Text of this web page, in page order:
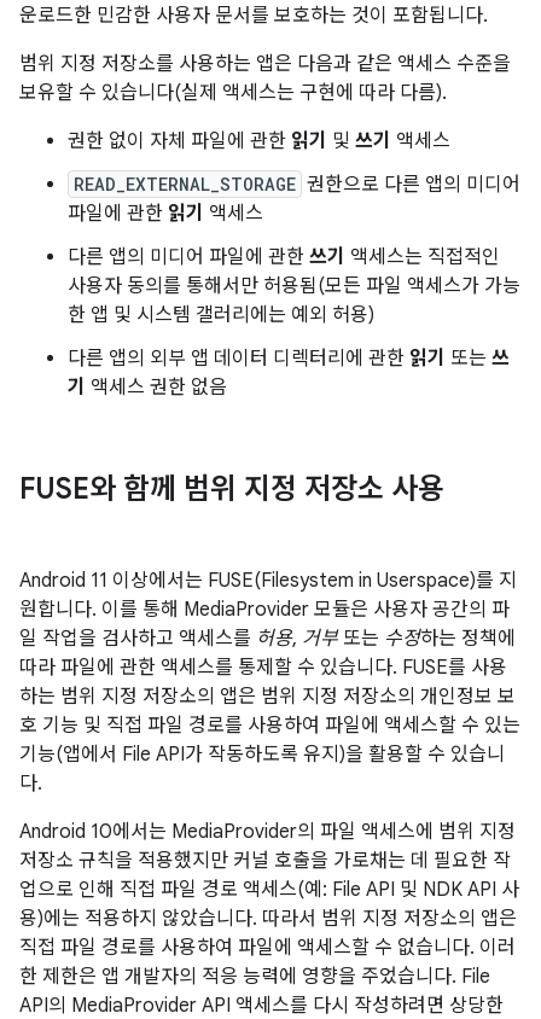
운로드한 민감한 사용자 문서를 보호하는 것이 포함됩니다.
범위 지정 저장소를 사용하는 앱은 다음과 같은 액세스 수준을
보유할 수 있습니다(실제 액세스는 구현에 따라 다름).
권한 없이 자체 파일에 관한 읽기 및 쓰기 액세스
READ_EXTERNAL_STORAGE 권한으로 다른 앱의 미디어
파일에 관한 읽기 액세스
다른 앱의 미디어 파일에 관한 쓰기 액세스는 직접적인
사용자 동의를 통해서만 허용됨(모든 파일 액세스가 가능
한 앱 및 시스템 갤러리에는 예외 허용)
다른 앱의 외부 앱 데이터 디렉터리에 관한 읽기 또는 쓰
기 액세스 권한 없음
FUSE와 함께 범위 지정 저장소 사용
Android 11 이상에서는 FUSE(Filesystem in Userspace)를 지
원합니다. 이를 통해 MediaProvider 모듈은 사용자 공간의 파
일 작업을 검사하고 액세스를 허용, 거부 또는 수정하는 정책에
따라 파일에 관한 액세스를 통제할 수 있습니다. FUSE를 사용
하는 범위 지정 저장소의 앱은 범위 지정 저장소의 개인정보 보
호 기능 및 직접 파일 경로를 사용하여 파일에 액세스할 수 있는
기능(앱에서 File API가 작동하도록 유지)을 활용할 수 있습니
다.
Android 10에서는 MediaProvider의 파일 액세스에 범위 지정
저장소 규칙을 적용했지만 커널 호출을 가로채는 데 필요한 작
업으로 인해 직접 파일 경로 액세스(예: File API 및 NDK API 사
용)에는 적용하지 않았습니다. 따라서 범위 지정 저장소의 앱은
직접 파일 경로를 사용하여 파일에 액세스할 수 없습니다. 이러
한 제한은 앱 개발자의 적응 능력에 영향을 주었습니다. File
API의 MediaProvider API 액세스를 다시 작성하려면 상당한